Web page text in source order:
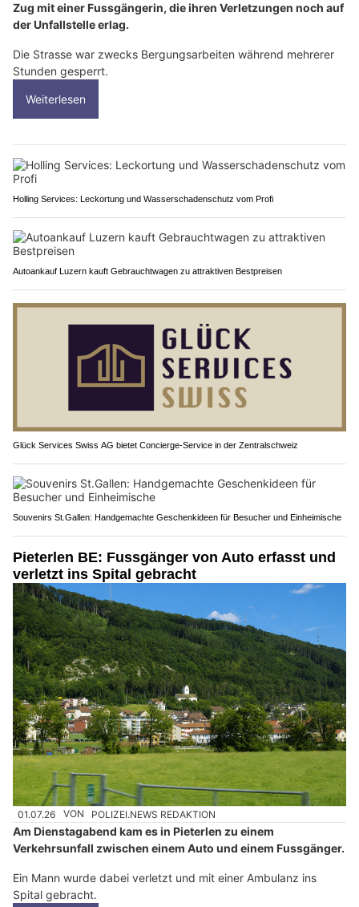
Zug mit einer Fussgängerin, die ihren Verletzungen noch auf
der Unfallstelle erlag.
Die Strasse war zwecks Bergungsarbeiten während mehrerer
Stunden gesperrt.
Weiterlesen
Holling Services: Leckortung und Wasserschadenschutz vom Profi
Autoankauf Luzern kauft Gebrauchtwagen zu attraktiven Bestpreisen
Glück Services Swiss AG bietet Concierge-Service in der Zentralschweiz
Souvenirs St.Gallen: Handgemachte Geschenkideen für Besucher und Einheimische
Pieterlen BE: Fussgänger von Auto erfasst und
verletzt ins Spital gebracht
01.07.26 VON POLIZEI.NEWS REDAKTION
Am Dienstagabend kam es in Pieterlen zu einem
Verkehrsunfall zwischen einem Auto und einem Fussgänger.
Ein Mann wurde dabei verletzt und mit einer Ambulanz ins
Spital gebracht.